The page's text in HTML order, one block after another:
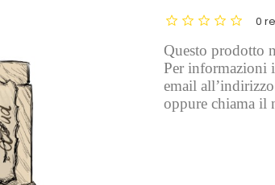
0
Questo prodotto
Per informazioni
email
oppure chiama il